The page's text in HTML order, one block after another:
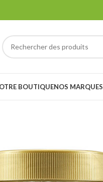
BOUTIQUENOS MARQUES